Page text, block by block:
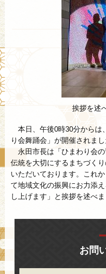
挨拶を述
本日、午後0時30分からは
り会舞踊会」が開催されまし
永田市長は「ひまわり会
伝統を大切にするまちづく
いただいております。これ
て地域文化の振興にお力添
し上げます」と挨拶を述べま
お問